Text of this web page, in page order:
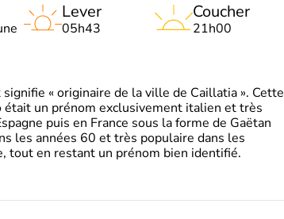
Lever
05h43
Coucher
21h00
« originaire de la ville de Caillatia ». Cette
un prénom exclusivement italien et très
puis en France sous la forme de Gaëtan
les années 60 et très populaire dans les
tout en restant un prénom bien identifié.